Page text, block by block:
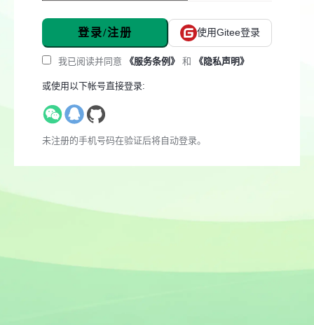
登录/注册 使用Gitee登录
我已阅读并同意 《服务条例》 和 《隐私声明》
或使用以下帐号直接登录:
未注册的手机号码在验证后将自动登录。